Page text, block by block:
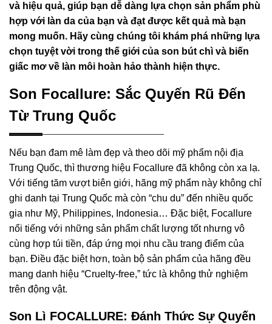
và hiệu quả, giúp bạn dễ dàng lựa chọn sản phẩm phù
hợp với làn da của bạn và đạt được kết quả mà bạn
mong muốn. Hãy cùng chúng tôi khám phá những lựa
chọn tuyệt vời trong thế giới của son bút chì và biến
giấc mơ về làn môi hoàn hảo thành hiện thực.
Son Focallure: Sắc Quyến Rũ Đến
Từ Trung Quốc
Nếu bạn đam mê làm đẹp và theo dõi mỹ phẩm nội địa
Trung Quốc, thì thương hiệu Focallure đã không còn xa lạ.
Với tiếng tăm vượt biên giới, hãng mỹ phẩm này không chỉ
ghi danh tại Trung Quốc mà còn “chu du” đến nhiều quốc
gia như Mỹ, Philippines, Indonesia… Đặc biệt, Focallure
nổi tiếng với những sản phẩm chất lượng tốt nhưng vô
cùng hợp túi tiền, đáp ứng mọi nhu cầu trang điểm của
bạn. Điều đặc biệt hơn, toàn bộ sản phẩm của hãng đều
mang danh hiệu “Cruelty-free,” tức là không thử nghiệm
trên động vật.
Son Lì FOCALLURE: Đánh Thức Sự Quyến